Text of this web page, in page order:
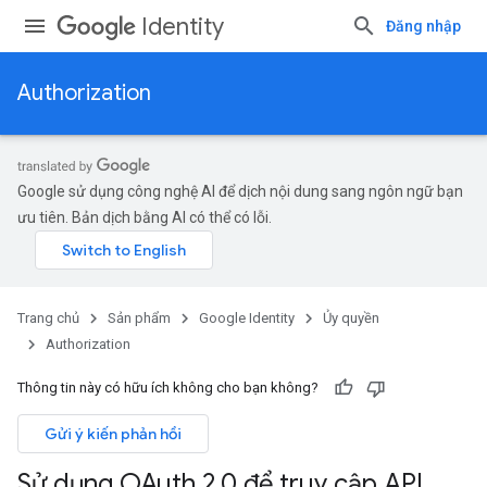
Identity Đăng nhập
Authorization
Google sử dụng công nghệ AI để dịch nội dung sang ngôn ngữ bạn
ưu tiên. Bản dịch bằng AI có thể có lỗi.
Trang chủ Sản phẩm Google Identity
Ủy quyền
Authorization
Thông tin này có hữu ích không cho bạn không?
Gửi ý kiến phản hồi